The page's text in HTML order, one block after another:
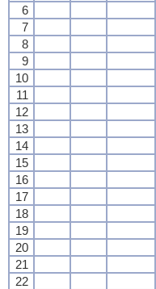
6
7
8
9
10
11
12
13
14
15
16
17
18
19
20
21
22